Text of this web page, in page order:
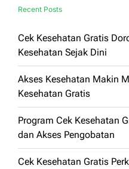
Recent Posts
Cek Kesehatan Gratis
Kesehatan Sejak Dini
Akses Kesehatan Makin
Kesehatan Gratis
Program Cek Kesehatan
dan Akses Pengobatan
Cek Kesehatan Gratis